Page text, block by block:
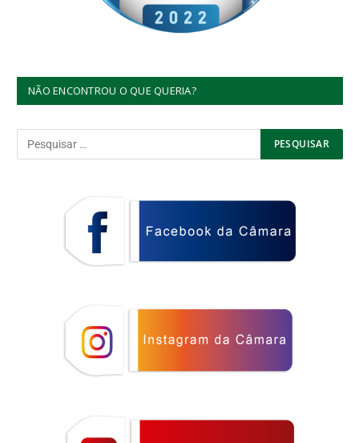
NÃO ENCONTROU O QUE QUERIA?